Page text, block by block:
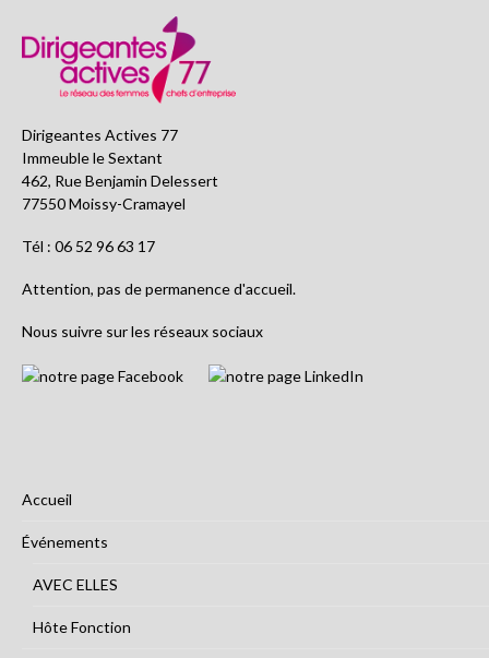
Dirigeantes Actives 77
Immeuble le Sextant
462, Rue Benjamin Delessert
77550 Moissy-Cramayel
Tél : 06 52 96 63 17
Attention, pas de permanence d'accueil.
Nous suivre sur les réseaux sociaux
Accueil
Événements
AVEC ELLES
Hôte Fonction